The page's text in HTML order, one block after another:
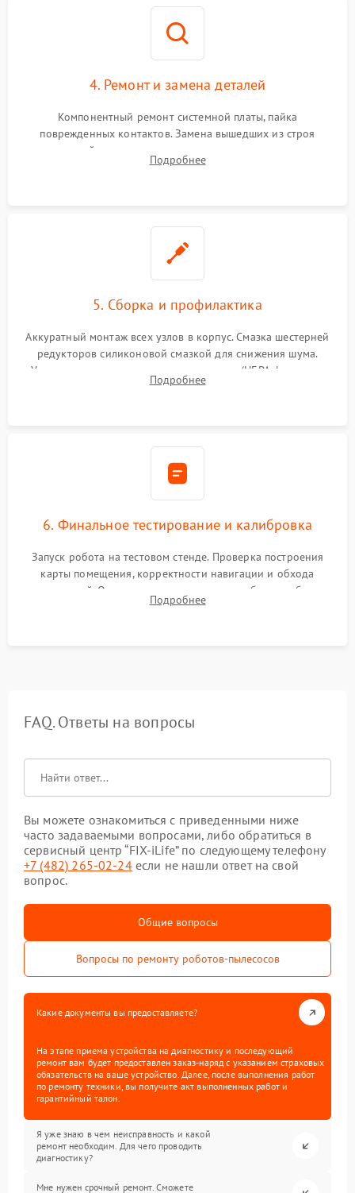
4. Ремонт и замена деталей
Компонентный ремонт системной платы, пайка
поврежденных контактов. Замена вышедших из строя
двигателей, изношенного аккумулятора, неисправного
лидара или помпы подачи воды. Восстановление шлейфов и
Подробнее
5. Сборка и профилактика
Аккуратный монтаж всех узлов в корпус. Смазка шестерней
редукторов силиконовой смазкой для снижения шума.
Установка новых расходных материалов (HEPA-фильтров,
микрофибры, щеток). Надежная фиксация разъемов и
Подробнее
6. Финальное тестирование и калибровка
Запуск робота на тестовом стенде. Проверка построения
карты помещения, корректности навигации и обхода
препятствий. Оценка силы всасывания и работы турбины.
Тестирование автоматического возврата на док-станцию и
Подробнее
FAQ. Ответы на вопросы
Вы можете ознакомиться с приведенными ниже
часто задаваемыми вопросами, либо обратиться в
сервисный центр “FIX-iLife” по следующему телефону
+7 (482) 265-02-24если не нашли ответ на свой
вопрос.
Общие вопросы
Вопросы по ремонту роботов-пылесосов
Какие документы вы предоставляете?
На этапе приема устройства на диагностику и последующий
ремонт вам будет предоставлен заказ-наряд с указанием страховых
обязательств на ваше устройство. Далее, после выполнения работ
по ремонту техники, вы получите акт выполненных работ и
гарантийный талон.
Я уже знаю в чем неисправность и какой
ремонт необходим. Для чего проводить
диагностику?
Мне нужен срочный ремонт. Сможете